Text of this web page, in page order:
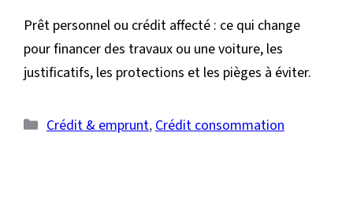
Prêt personnel ou crédit affecté : ce qui change
pour financer des travaux ou une voiture, les
justificatifs, les protections et les pièges à éviter.
Catégories
Crédit & emprunt, Crédit consommation